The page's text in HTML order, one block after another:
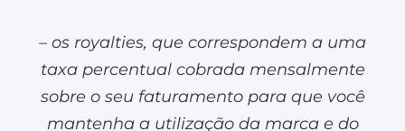
– os royalties, que correspondem a uma
taxa percentual cobrada mensalmente
sobre o seu faturamento para que você
mantenha a utilização da marca e do